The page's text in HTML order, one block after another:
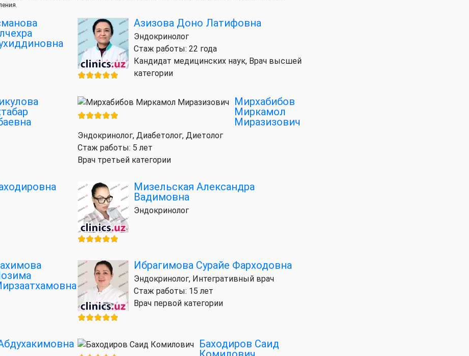
Азизова Доно Латифовна
Эндокринолог
Стаж работы: 22 года
Кандидат медицинских наук, Врач высшей
категории
Мирхабибов
Миркамол
Миразизович
Эндокринолог, Диабетолог, Диетолог
Стаж работы: 5 лет
Врач третьей категории
Мизельская Александра
Вадимовна
Эндокринолог
Ибрагимова Сурайе Фарходовна
Эндокринолог, Интегративный врач
Стаж работы: 15 лет
Врач первой категории
Баходиров Саид